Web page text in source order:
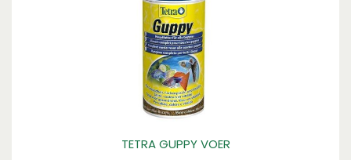
TETRA GUPPY VOER